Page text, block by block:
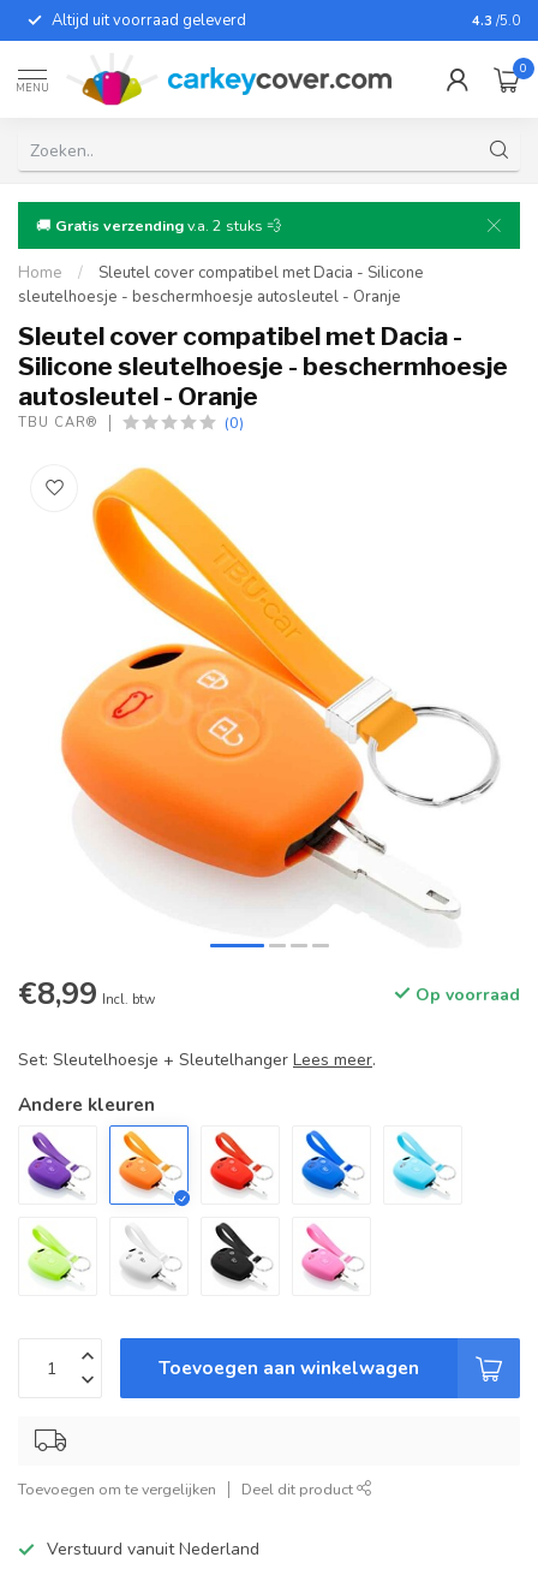
Altijd uit voorraad geleverd Voor
4.3 /5.0
MENU
0
🚚 Gratis verzendingv.a. 2 stuks 💨
Home /
Sleutel cover compatibel met Dacia - Silicone
sleutelhoesje - beschermhoesje autosleutel - Oranje
Sleutel cover compatibel met Dacia -
Silicone sleutelhoesje - beschermhoesje
autosleutel - Oranje
TBU CAR® (0)
€8,99 Incl. btw Op voorraad
Set: Sleutelhoesje + Sleutelhanger Lees meer.
Andere kleuren
Toevoegen aan winkelwagen
Toevoegen om te vergelijken Deel dit product
Verstuurd vanuit Nederland